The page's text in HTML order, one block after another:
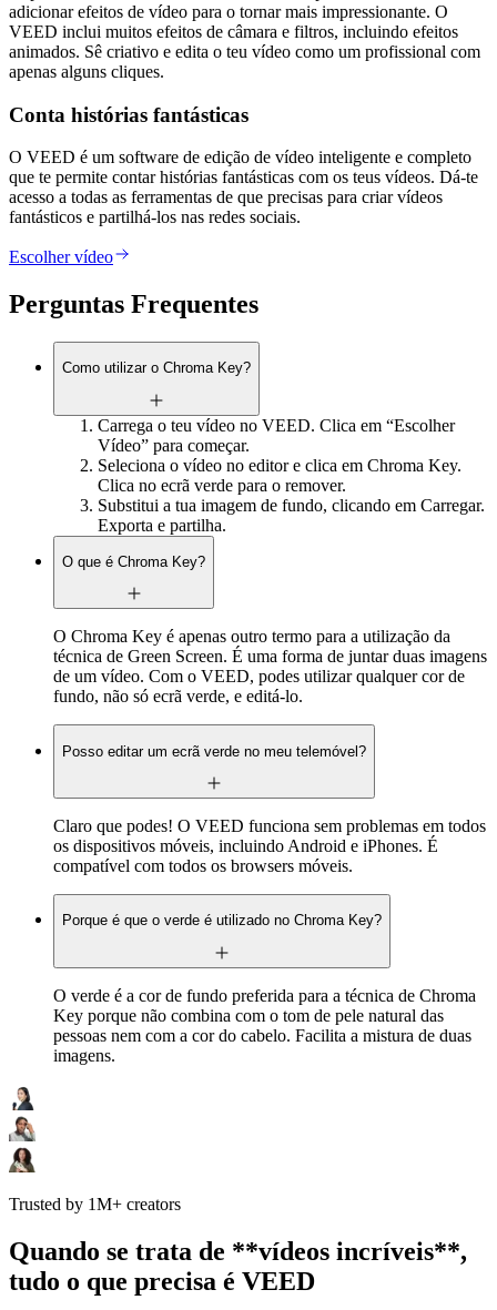
adicionar efeitos de vídeo para o tornar mais impressionante. O
VEED inclui muitos efeitos de câmara e filtros, incluindo efeitos
animados. Sê criativo e edita o teu vídeo como um profissional com
apenas alguns cliques.
Conta histórias fantásticas
O VEED é um software de edição de vídeo inteligente e completo
que te permite contar histórias fantásticas com os teus vídeos. Dá-te
acesso a todas as ferramentas de que precisas para criar vídeos
fantásticos e partilhá-los nas redes sociais.
Escolher vídeo
Perguntas Frequentes
Como utilizar o Chroma Key?
Carrega o teu vídeo no VEED. Clica em “Escolher
Vídeo” para começar.
Seleciona o vídeo no editor e clica em Chroma Key.
Clica no ecrã verde para o remover.
Substitui a tua imagem de fundo, clicando em Carregar.
Exporta e partilha.
O que é Chroma Key?
O Chroma Key é apenas outro termo para a utilização da
técnica de Green Screen. É uma forma de juntar duas imagens
de um vídeo. Com o VEED, podes utilizar qualquer cor de
fundo, não só ecrã verde, e editá-lo.
Posso editar um ecrã verde no meu telemóvel?
Claro que podes! O VEED funciona sem problemas em todos
os dispositivos móveis, incluindo Android e iPhones. É
compatível com todos os browsers móveis.
Porque é que o verde é utilizado no Chroma Key?
O verde é a cor de fundo preferida para a técnica de Chroma
Key porque não combina com o tom de pele natural das
pessoas nem com a cor do cabelo. Facilita a mistura de duas
imagens.
Trusted by 1M+ creators
Quando se trata de **vídeos incríveis**,
tudo o que precisa é VEED